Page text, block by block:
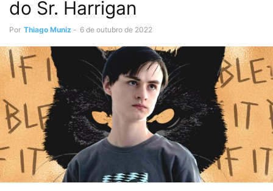
do Sr. Harrigan
Por Thiago Muniz - 6 de outubro de 2022